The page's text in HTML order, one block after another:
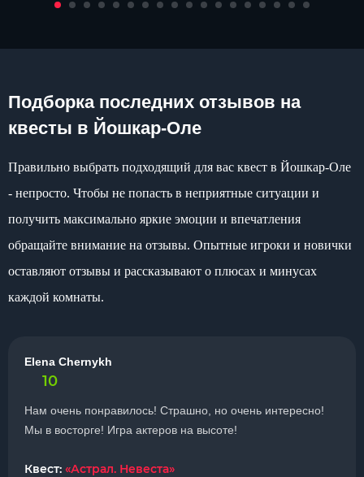
Подборка последних отзывов на
квесты в Йошкар-Оле
Правильно выбрать подходящий для вас квест в Йошкар-Оле
- непросто. Чтобы не попасть в неприятные ситуации и
получить максимально яркие эмоции и впечатления
обращайте внимание на отзывы. Опытные игроки и новички
оставляют отзывы и рассказывают о плюсах и минусах
каждой комнаты.
Elena Chernykh
10
Нам очень понравилось! Страшно, но очень интересно!
Мы в восторге! Игра актеров на высоте!
Квест: «Астрал. Невеста»